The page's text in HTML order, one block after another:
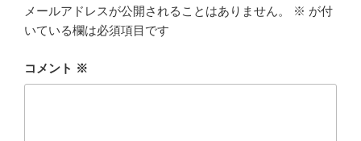
メールアドレスが公開されることはありません。 ※ が付
いている欄は必須項目です
コメント ※